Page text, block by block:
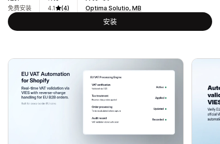
免费安装
4.1
(4)
Optima Solutio, MB
安装